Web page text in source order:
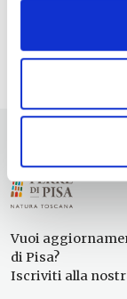
Vuoi
di Pisa?
Iscriviti alla